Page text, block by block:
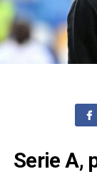
Serie A,